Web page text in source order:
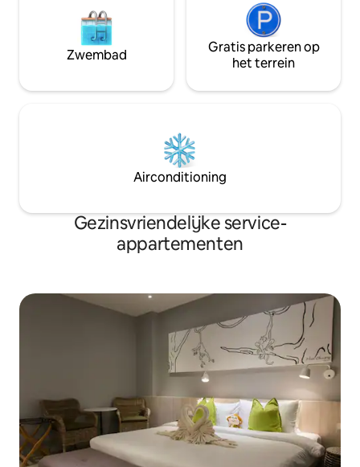
Zwembad
Gratis parkeren op
het terrein
Airconditioning
Gezinsvriendelijke service-
appartementen